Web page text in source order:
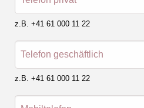
z.B. +41 61 000 11 22
Telefon geschäftlich
z.B. +41 61 000 11 22